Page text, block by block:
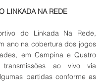
LINKADA NA REDE
do Linkada Na Rede,
ano na cobertura dos jogos
em Campina e Quatro
partidas conforme as